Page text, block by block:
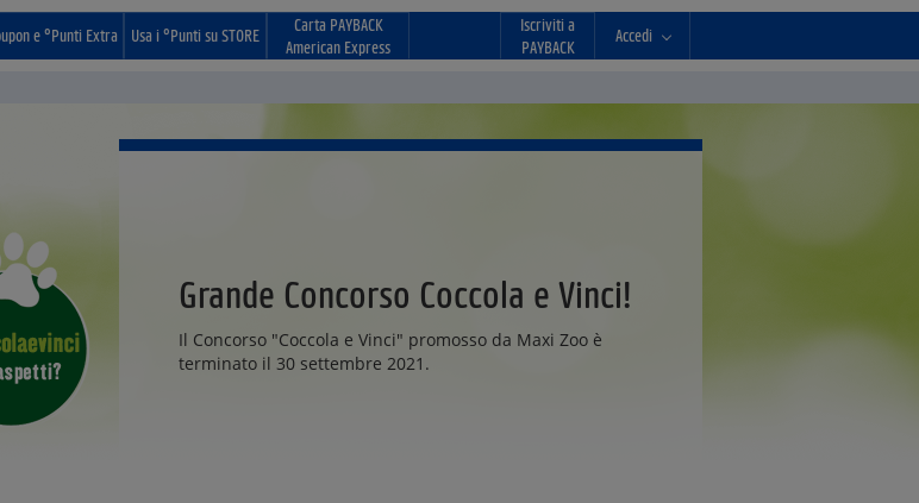
e °Punti Extra Usa i °Punti su STORE
Carta PAYBACK
American Express
Iscriviti a
PAYBACK
Accedi
Grande Concorso Coccola e Vinci!
Il Concorso "Coccola e Vinci" promosso da Maxi Zoo è
terminato il 30 settembre 2021.